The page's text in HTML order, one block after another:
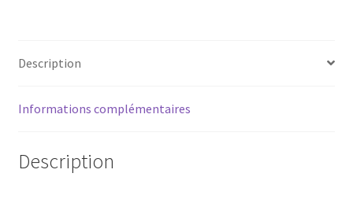
poignée,
magnétique
de
Description
Informations complémentaires
Description